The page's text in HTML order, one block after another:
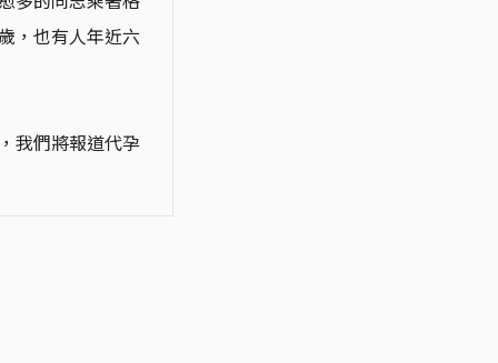
，也有人年近六
我們將報道代孕